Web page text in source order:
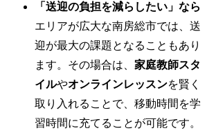
「送迎の負担を減らしたい」なら
エリアが広大な南房総市では、送
迎が最大の課題となることもあり
ます。その場合は、家庭教師スタ
イルやオンラインレッスンを賢く
取り入れることで、移動時間を学
習時間に充てることが可能です。